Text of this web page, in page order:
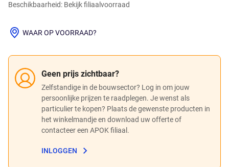
Beschikbaarheid: Bekijk filiaalvoorraad
Geen prijs zichtbaar?
Zelfstandige in de bouwsector? Log in om jouw
persoonlijke prijzen te raadplegen. Je wenst als
particulier te kopen? Plaats de gewenste producten in
het winkelmandje en download uw offerte of
contacteer een APOK filiaal.
INLOGGEN
WAAR OP VOORRAAD?